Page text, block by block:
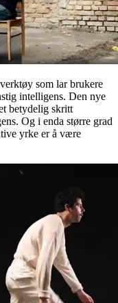
som lar brukere
intelligens. Den nye
betydelig skritt
Og i enda større grad
yrke er å være